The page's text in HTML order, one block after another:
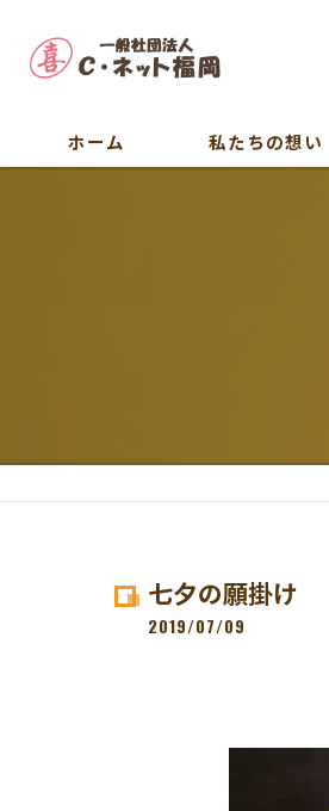
ホーム 私たちの想い
七夕の願掛け
2019/07/09